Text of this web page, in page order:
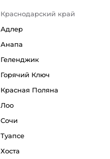
Краснодарский край
Адлер
Анапа
Геленджик
Горячий Ключ
Красная Поляна
Лоо
Сочи
Туапсе
Хоста